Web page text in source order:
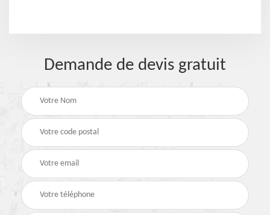
Demande de devis gratuit